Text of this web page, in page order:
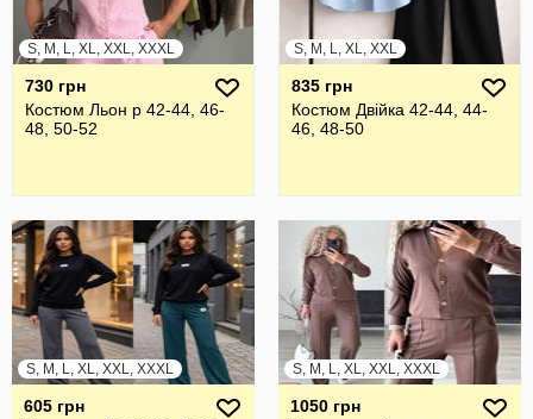
S, M, L, XL, XXL, XXXL
730 грн
Костюм Льон р 42-44, 46-
48, 50-52
S, M, L, XL, XXL
835 грн
Костюм Двійка 42-44, 44-
46, 48-50
S, M, L, XL, XXL, XXXL
605 грн
S, M, L, XL, XXL, XXXL
1050 грн